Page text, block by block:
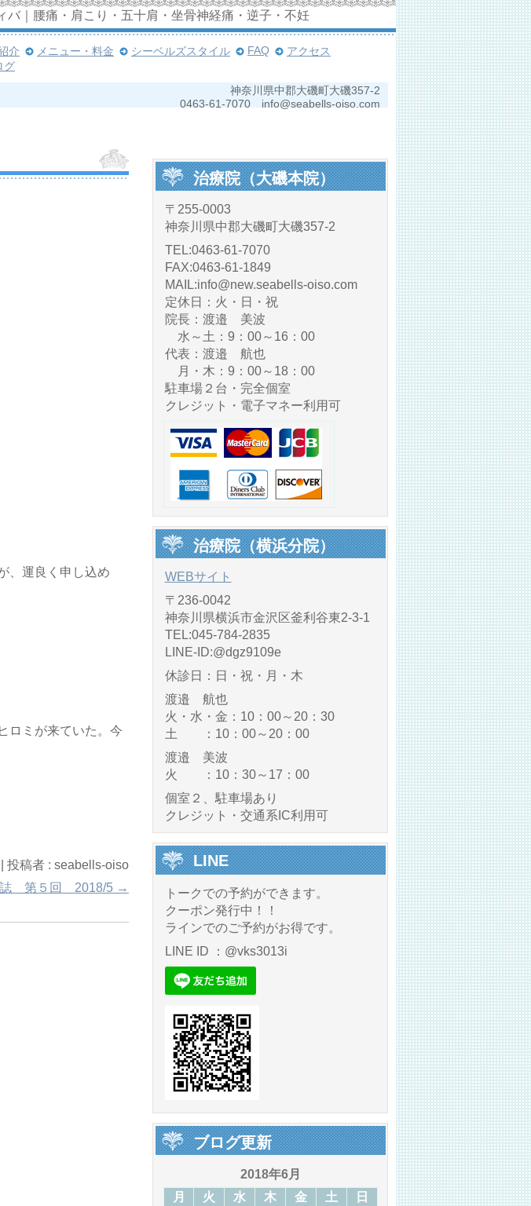
｜腰痛・肩こり・五十肩・坐骨神経痛・逆子・不妊
神奈川県中郡大磯町大磯357-2
0463-61-7070 info@seabells-oiso.com
介 メニュー・料金 シーベルズスタイル FAQ
アクセス
グ
、運良く申し込め
ロミが来ていた。今
投稿者 : seabells-oiso
第５回 2018/5 →
治療院（大磯本院）
〒255-0003
神奈川県中郡大磯町大磯357-2
TEL:0463-61-7070
FAX:0463-61-1849
MAIL:info@new.seabells-oiso.com
定休日：火・日・祝
院長：渡邉 美波
水～土：9：00～16：00
代表：渡邉 航也
月・木：9：00～18：00
駐車場２台・完全個室
クレジット・電子マネー利用可
治療院（横浜分院）
WEBサイト
〒236-0042
神奈川県横浜市金沢区釜利谷東2-3-1
TEL:045-784-2835
LINE‐ID:@dgz9109e
休診日：日・祝・月・木
渡邉 航也
火・水・金：10：00～20：30
土 ：10：00～20：00
渡邉 美波
火 ：10：30～17：00
個室２、駐車場あり
クレジット・交通系IC利用可
LINE
トークでの予約ができます。
クーポン発行中！！
ラインでのご予約がお得です。
LINE ID ：@vks3013i
ブログ更新
2018年6月
月
火 水 木 金 土
日